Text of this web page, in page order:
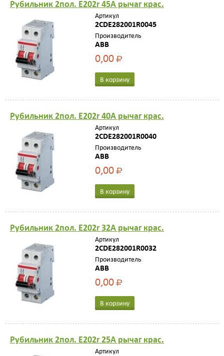
Рубильник 2пол. E202r 45A рычаг крас.
Артикул
2CDE282001R0045
Производитель
ABB
0,00Р
В корзину
Рубильник 2пол. E202r 40A рычаг крас.
Артикул
2CDE282001R0040
Производитель
ABB
0,00Р
В корзину
Рубильник 2пол. E202r 32A рычаг крас.
Артикул
2CDE282001R0032
Производитель
ABB
0,00Р
В корзину
Рубильник 2пол. E202r 25A рычаг крас.
Артикул